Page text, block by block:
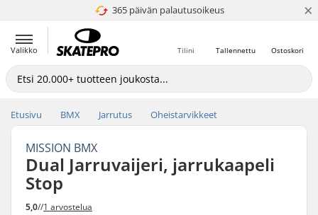
365 päivän palautusoikeus
4.8 / 5 ×
Valikko Ostoskori
Tallennettu
Tilini
Etusivu BMX Jarrutus Oheistarvikkeet
MISSION BMX
Dual Jarruvaijeri, jarrukaapeli
Stop
5,0//1 arvostelua